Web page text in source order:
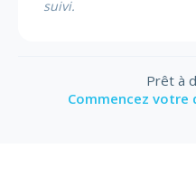
suivi.
Prêt à
Commencez